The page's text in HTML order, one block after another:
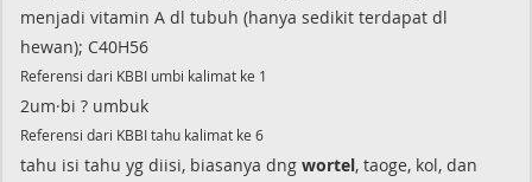
menjadi vitamin A dl tubuh (hanya sedikit terdapat dl
hewan); C40H56
Referensi dari KBBI umbi kalimat ke 1
2um·bi ? umbuk
Referensi dari KBBI tahu kalimat ke 6
tahu isi tahu yg diisi, biasanya dng wortel, taoge, kol, dan